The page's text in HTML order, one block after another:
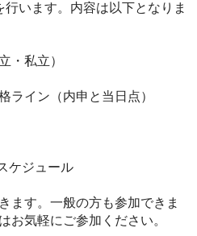
います。内容は以下となりま
・私立）
ライン（内申と当日点）
ケジュール
ます。一般の方も参加できま
お気軽にご参加ください。